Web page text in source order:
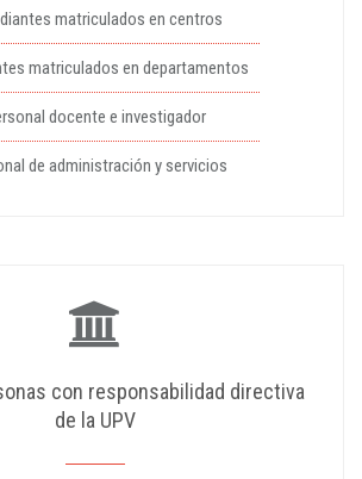
matriculados en centros
matriculados en departamentos
docente e investigador
de administración y servicios
con responsabilidad directiva
de la UPV